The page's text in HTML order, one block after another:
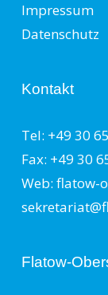
Impressum
Datenschutz
Kontakt
Tel: +49 30
Fax: +49 30
Web: flatow-
Flatow-